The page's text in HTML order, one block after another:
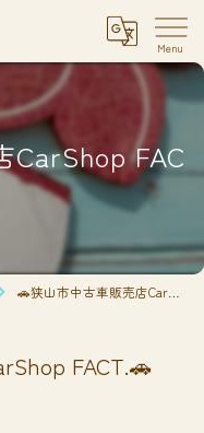
FAC
🚗狭山市中古車販売店CarShop FACT.🚗
FACT.🚗